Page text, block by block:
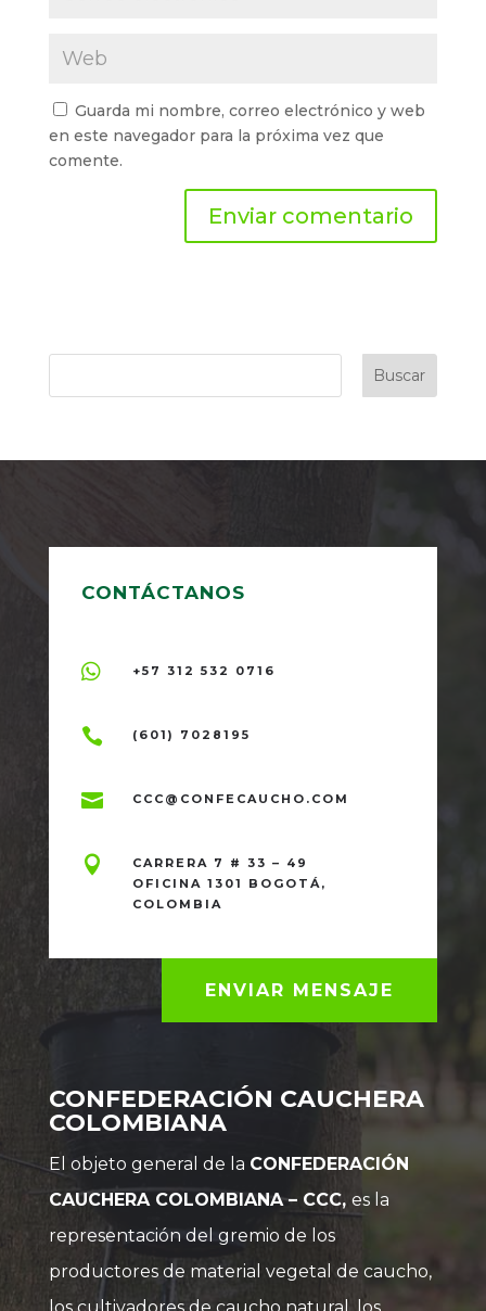
Guarda mi nombre, correo electrónico y web
en este navegador para la próxima vez que
comente.
Buscar
CONTÁCTANOS
 +57 312 532 0716
 (601) 7028195
 CCC@CONFECAUCHO.COM

CARRERA 7 # 33 – 49
OFICINA 1301 BOGOTÁ,
COLOMBIA
ENVIAR MENSAJE
CONFEDERACIÓN CAUCHERA
COLOMBIANA
El objeto general de la CONFEDERACIÓN
CAUCHERA COLOMBIANA – CCC, es la
representación del gremio de los
productores de material vegetal de caucho,